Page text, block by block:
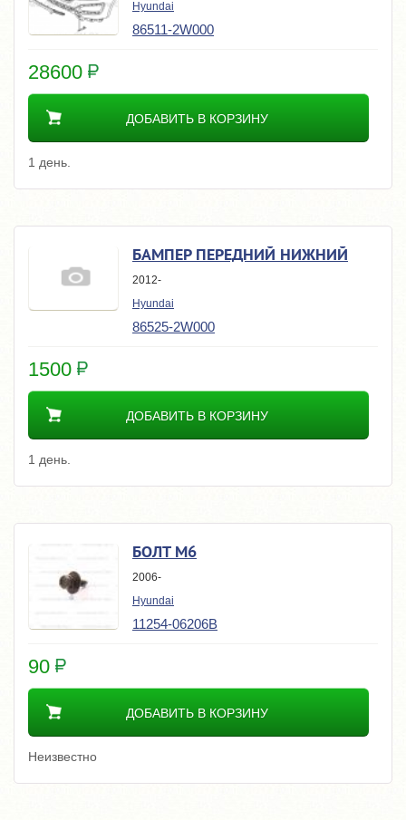
Hyundai
86511-2W000
28600
ДОБАВИТЬ В КОРЗИНУ
1 день.
БАМПЕР ПЕРЕДНИЙ НИЖНИЙ
2012-
Hyundai
86525-2W000
1500
ДОБАВИТЬ В КОРЗИНУ
1 день.
БОЛТ M6
2006-
Hyundai
11254-06206B
90
ДОБАВИТЬ В КОРЗИНУ
Неизвестно